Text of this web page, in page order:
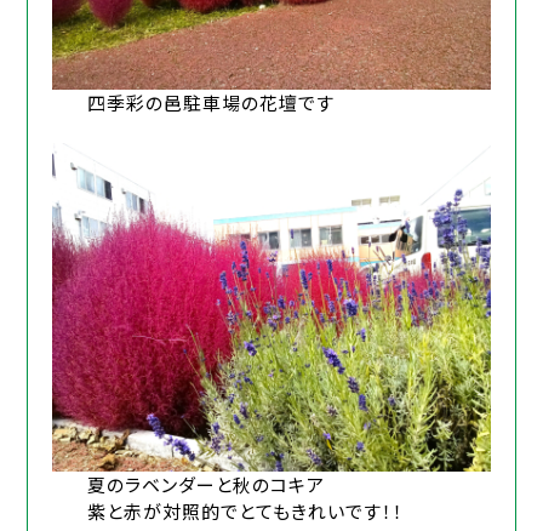
四季彩の邑駐車場の花壇です
夏のラベンダーと秋のコキア
紫と赤が対照的でとてもきれいです！！